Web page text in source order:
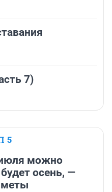
7)
5
можно
осень, —